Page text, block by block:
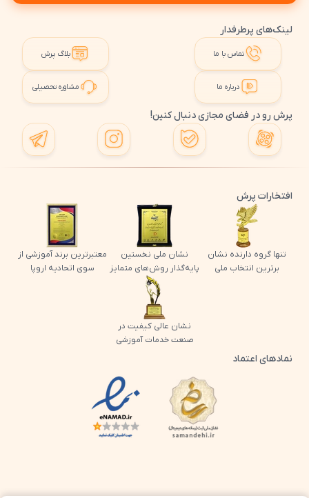
لینک‌های پرطرفدار
تماس با ما بلاگ پرش
درباره ما مشاوره تحصیلی
پرش رو در فضای مجازی دنبال کنین!
افتخارات پرش
تنها گروه دارنده نشان
برترین انتخاب ملی
نشان ملی نخستین
پایه‌گذار روش‌های متمایز
معتبرترین برند آموزشی از
سوی اتحادیه اروپا
نشان عالی کیفیت در
صنعت خدمات آموزشی
نمادهای اعتماد
لوگو اینماد پرش